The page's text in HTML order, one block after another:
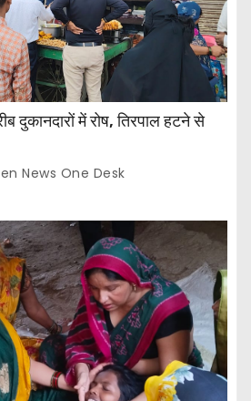
दुकानदारों में रोष, तिरपाल हटने से
News One Desk